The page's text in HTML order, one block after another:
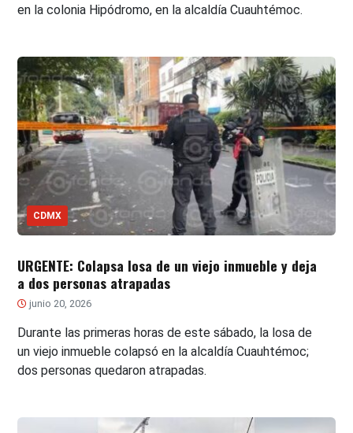
en la colonia Hipódromo, en la alcaldía Cuauhtémoc.
CDMX
URGENTE: Colapsa losa de un viejo inmueble y deja
a dos personas atrapadas
junio 20, 2026
Durante las primeras horas de este sábado, la losa de
un viejo inmueble colapsó en la alcaldía Cuauhtémoc;
dos personas quedaron atrapadas.